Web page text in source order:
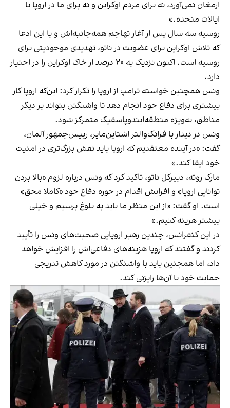
ارمغان نمی‌آورد، نه برای مردم اوکراین و نه برای ما در اروپا یا
ایالات متحده.»
روسیه سه سال پس از آغاز تهاجم همه‌جانبه‌اش و با این ادعا
که تلاش اوکراین برای عضویت در ناتو، تهدیدی موجودیتی برای
روسیه است. اکنون نزدیک به ۲۰ درصد از خاک اوکراین را در اختیار
دارد.
ونس همچنین خواسته ترامپ از اروپا را تکرار کرد: این‌که اروپا کار
بیشتری برای دفاع خود انجام دهد تا واشنگتن بتواند بر دیگر
مناطق، به‌ویژه منطقه‌ایندوپاسفیک متمرکز شود.
ونس در دیدار با فرانک‌والتر اشتاین‌مایر، رییس‌جمهور آلمان،
گفت: «در آینده معتقدیم که اروپا باید نقش بزرگ‌تری در امنیت
خود ایفا کند.»
مارک روته، دبیرکل ناتو، تاکید کرد که ونس درباره لزوم «بالا بردن
توانایی اروپا» و افزایش اقدام در حوزه دفاع خود «کاملا محق»
است. او گفت: «از این منظر ما باید به بلوغ برسیم و خیلی
بیشتر هزینه کنیم.»
در این کنفرانس، چندین رهبر اروپایی صحبت‌های ونس را تأیید
کردند و گفتند که اروپا هزینه‌های دفاعی‌اش را افزایش خواهد
داد، اما همچنین باید با واشنگتن در مورد کاهش تدریجی
حمایت خود با آن‌ها رایزنی کند.